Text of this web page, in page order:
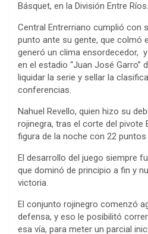
Básquet, en la División Entre Ríos.
Central Entrerriano cumplió con
punto ante su gente, que colmó
generó un clima ensordecedor,
en el estadio “Juan José Garro”
liquidar la serie y sellar la
conferencias.
Nahuel Revello, quien hizo su
rojinegra, tras el corte del pivote
figura de la noche con 22
El desarrollo del juego siempre
que dominó de principio a fin y
victoria.
El conjunto rojinegro comenzó
defensa, y eso le posibilitó
esa vía, para meter un parcial